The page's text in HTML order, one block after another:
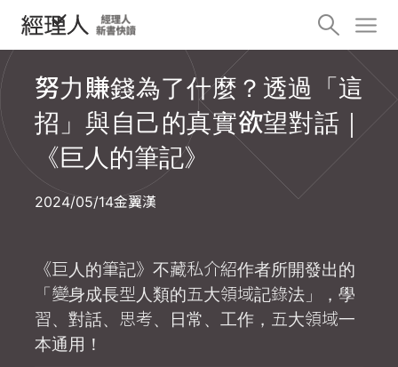
努力賺錢為了什麼？透過「這
招」與自己的真實欲望對話｜
《巨人的筆記》
2024/05/14金翼漢
《巨人的筆記》不藏私介紹作者所開發出的
「變身成長型人類的五大領域記錄法」，學
習、對話、思考、日常、工作，五大領域一
本通用！